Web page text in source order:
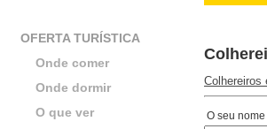
OFERTA TURÍSTICA
Onde comer
Onde dormir
O que ver
Colhereiros
O seu